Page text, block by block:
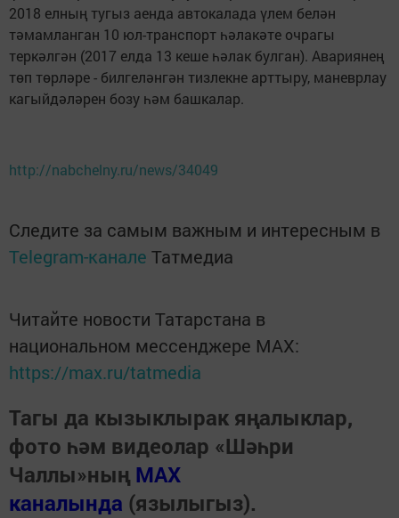
2018 елның тугыз аенда автокалада үлем белән
тәмамланган 10 юл-транспорт һәлакәте очрагы
теркәлгән (2017 елда 13 кеше һәлак булган). Авариянең
төп төрләре - билгеләнгән тизлекне арттыру, маневрлау
кагыйдәләрен бозу һәм башкалар.
http://nabchelny.ru/news/34049
Следите за самым важным и интересным в
Telegram-канале Татмедиа
Читайте новости Татарстана в
национальном мессенджере MАХ:
https://max.ru/tatmedia
Тагы да кызыклырак яңалыклар,
фото һәм видеолар «Шәһри
Чаллы»ның MAX
каналында (язылыгыз).